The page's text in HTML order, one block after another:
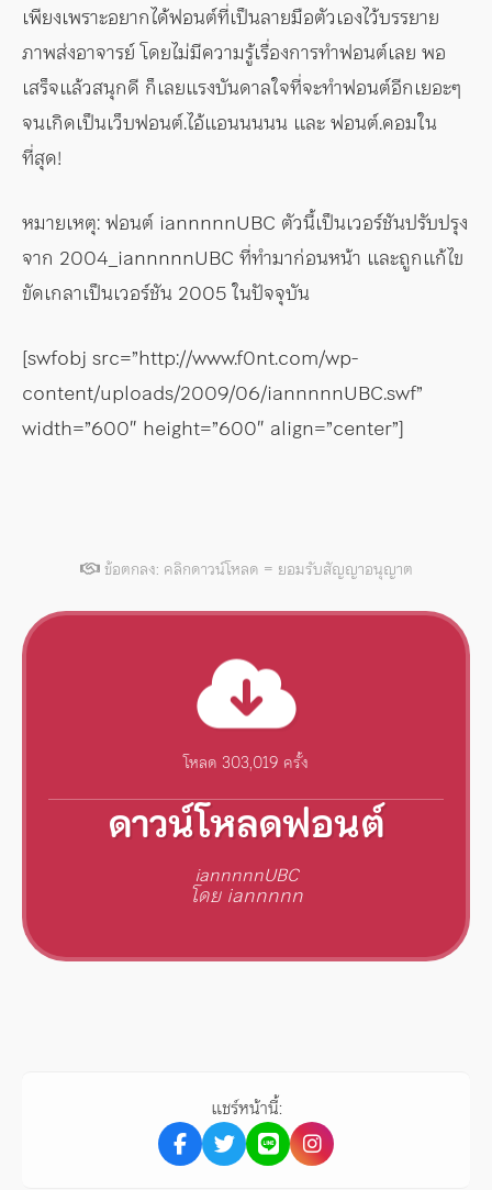
เพียงเพราะอยากได้ฟอนต์ที่เป็นลายมือตัวเองไว้บรรยาย
ภาพส่งอาจารย์ โดยไม่มีความรู้เรื่องการทำฟอนต์เลย พอ
เสร็จแล้วสนุกดี ก็เลยแรงบันดาลใจที่จะทำฟอนต์อีกเยอะๆ
จนเกิดเป็นเว็บฟอนต์.ไอ้แอนนนนน และ ฟอนต์.คอมใน
ที่สุด!
หมายเหตุ: ฟอนต์ iannnnnUBC ตัวนี้เป็นเวอร์ชันปรับปรุง
จาก 2004_iannnnnUBC ที่ทำมาก่อนหน้า และถูกแก้ไข
ขัดเกลาเป็นเวอร์ชัน 2005 ในปัจจุบัน
[swfobj src=”http://www.f0nt.com/wp-
content/uploads/2009/06/iannnnnUBC.swf”
width=”600″ height=”600″ align=”center”]
ข้อตกลง: คลิกดาวน์โหลด = ยอมรับสัญญาอนุญาต
โหลด 303,019 ครั้ง
ดาวน์โหลดฟอนต์
iannnnnUBC
โดย iannnnn
แชร์หน้านี้: